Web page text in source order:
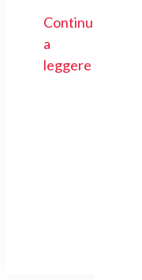
Continua
a
leggere